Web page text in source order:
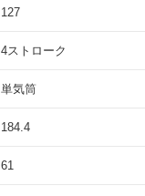
127
4ストローク
単気筒
184.4
61